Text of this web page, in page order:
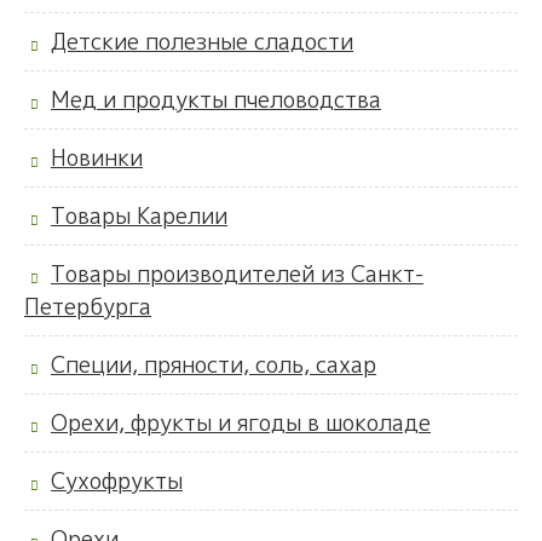
Детские полезные сладости
Мед и продукты пчеловодства
Новинки
Товары Карелии
Товары производителей из Санкт-
Петербурга
Специи, пряности, соль, сахар
Орехи, фрукты и ягоды в шоколаде
Сухофрукты